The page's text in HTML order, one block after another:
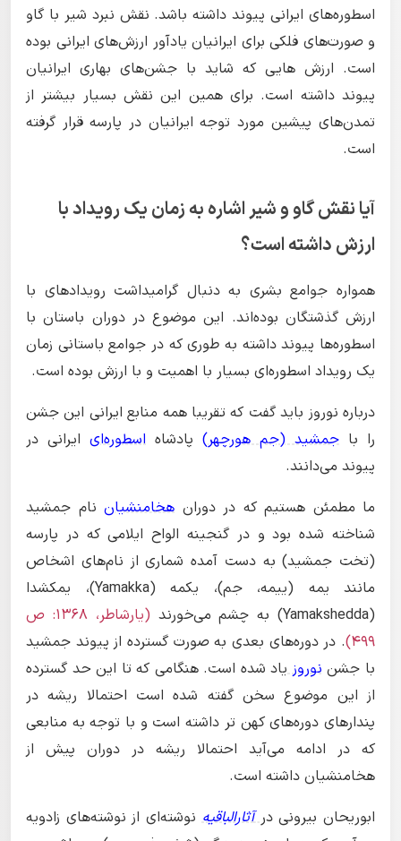
اسطوره‌های ایرانی پیوند داشته باشد. نقش نبرد شیر با گاو
و صورت‌های فلکی برای ایرانیان یادآور ارزش‌های ایرانی بوده
است. ارزش هایی که شاید با جشن‌های بهاری ایرانیان
پیوند داشته است. برای همین این نقش بسیار بیشتر از
تمدن‌های پیشین مورد توجه ایرانیان در پارسه قرار گرفته
است.
آیا نقش گاو و شیر اشاره به زمان یک رویداد با
ارزش داشته است؟
همواره جوامع بشری به دنبال گرامیداشت رویدادهای با
ارزش گذشتگان بوده‌اند. این موضوع در دوران باستان با
اسطوره‌ها پیوند داشته به طوری که در جوامع باستانی زمان
یک رویداد اسطوره‌ای بسیار با اهمیت و با ارزش بوده است.
درباره نوروز باید گفت که تقریبا همه منابع ایرانی این جشن
را با جمشید (جم هورچهر) پادشاه اسطوره‌ای ایرانی در
پیوند می‌دانند.
ما مطمئن هستیم که در دوران هخامنشیان نام جمشید
شناخته شده بود و در گنجینه الواح ایلامی که در پارسه
(تخت جمشید) به دست آمده شماری از نام‌های اشخاص
مانند یمه (ییمه، جم)، یکمه (Yamakka)، یمکشدا
(Yamakshedda) به چشم می‌خورند
(یارشاطر، ۱۳۶۸: ص
۴۹۹) . در دوره‌های بعدی به صورت گسترده از پیوند جمشید
با جشن نوروزیاد شده است. هنگامی که تا این حد گسترده
از این موضوع سخن گفته شده است احتمالا ریشه در
پندارهای دوره‌های کهن تر داشته است و با توجه به منابعی
که در ادامه می‌آید احتمالا ریشه در دوران پیش از
هخامنشیان داشته است.
ابوریحان بیرونی در آثارالباقیهنوشته‌ای از نوشته‌های زادویه